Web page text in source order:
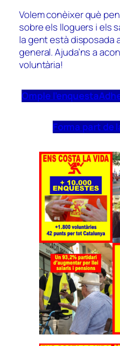
Volem conèixer què
sobre els lloguers i els
la gent està disposada
general. Ajuda’ns a
voluntària!
Omple l’enquesta
Forma part de